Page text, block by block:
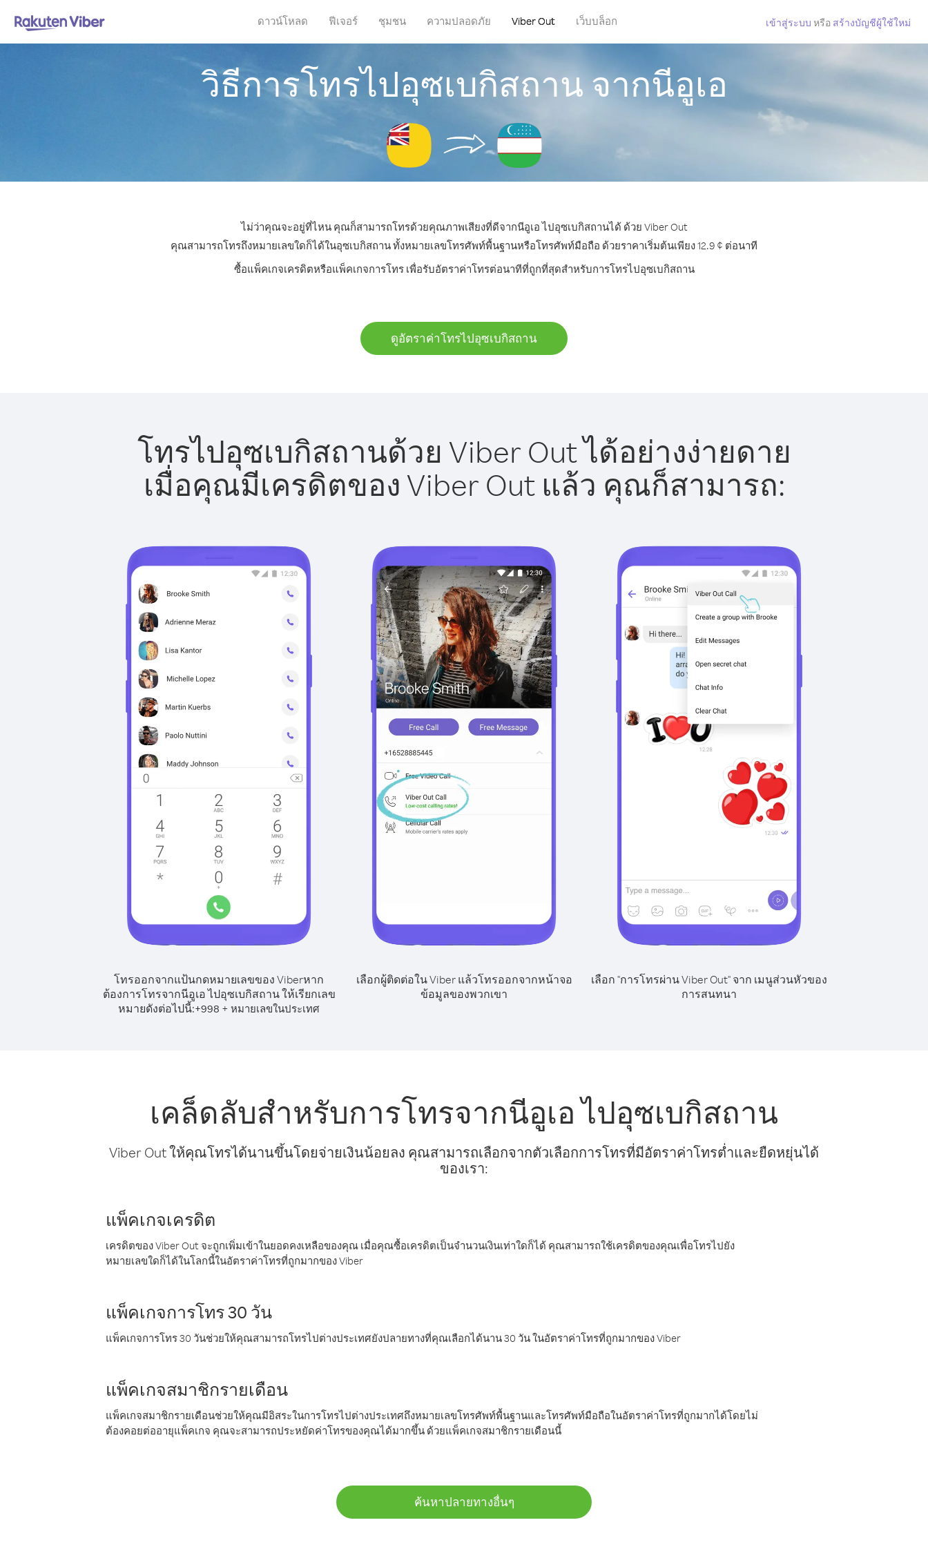
ดาวน์โหลด ฟีเจอร์ ชุมชน ความปลอดภัย Viber Out เว็บบล็อก เข้าสู่ระบบ หรือ สร้างบัญชีผู้ใช้ใหม่
วิธีการโทรไปอุซเบกิสถาน จากนีอูเอ
ไม่ว่าคุณจะอยู่ที่ไหน คุณก็สามารถโทรด้วยคุณภาพเสียงที่ดีจากนีอูเอ ไปอุซเบกิสถานได้ ด้วย Viber Out
คุณสามารถโทรถึงหมายเลขใดก็ได้ในอุซเบกิสถาน ทั้งหมายเลขโทรศัพท์พื้นฐานหรือโทรศัพท์มือถือ ด้วยราคาเริ่มต้นเพียง 12.9 ¢ ต่อนาที
ซื้อแพ็คเกจเครดิตหรือแพ็คเกจการโทร เพื่อรับอัตราค่าโทรต่อนาทีที่ถูกที่สุดสำหรับการโทรไปอุซเบกิสถาน
ดูอัตราค่าโทรไปอุซเบกิสถาน
โทรไปอุซเบกิสถานด้วย Viber Out ได้อย่างง่ายดาย
เมื่อคุณมีเครดิตของ Viber Out แล้ว คุณก็สามารถ:
โทรออกจากแป้นกดหมายเลขของ Viberหาก
ต้องการโทรจากนีอูเอ ไปอุซเบกิสถาน ให้เรียกเลข
หมายดังต่อไปนี้:+998 + หมายเลขในประเทศ
เลือกผู้ติดต่อใน Viber แล้วโทรออกจากหน้าจอ
ข้อมูลของพวกเขา
เลือก "การโทรผ่าน Viber Out" จาก เมนูส่วนหัวของ
การสนทนา
เคล็ดลับสำหรับการโทรจากนีอูเอ ไปอุซเบกิสถาน
Viber Out ให้คุณโทรได้นานขึ้นโดยจ่ายเงินน้อยลง คุณสามารถเลือกจากตัวเลือกการโทรที่มีอัตราค่าโทรต่ำและยืดหยุ่นได้
ของเรา:
แพ็คเกจเครดิต
เครดิตของ Viber Out จะถูกเพิ่มเข้าในยอดคงเหลือของคุณ เมื่อคุณซื้อเครดิตเป็นจำนวนเงินเท่าใดก็ได้ คุณสามารถใช้เครดิตของคุณเพื่อโทรไปยัง
หมายเลขใดก็ได้ในโลกนี้ในอัตราค่าโทรที่ถูกมากของ Viber
แพ็คเกจการโทร 30 วัน
แพ็คเกจการโทร 30 วันช่วยให้คุณสามารถโทรไปต่างประเทศยังปลายทางที่คุณเลือกได้นาน 30 วัน ในอัตราค่าโทรที่ถูกมากของ Viber
แพ็คเกจสมาชิกรายเดือน
แพ็คเกจสมาชิกรายเดือนช่วยให้คุณมีอิสระในการโทรไปต่างประเทศถึงหมายเลขโทรศัพท์พื้นฐานและโทรศัพท์มือถือในอัตราค่าโทรที่ถูกมากได้โดยไม่
ต้องคอยต่ออายุแพ็คเกจ คุณจะสามารถประหยัดค่าโทรของคุณได้มากขึ้น ด้วยแพ็คเกจสมาชิกรายเดือนนี้
ค้นหาปลายทางอื่นๆ